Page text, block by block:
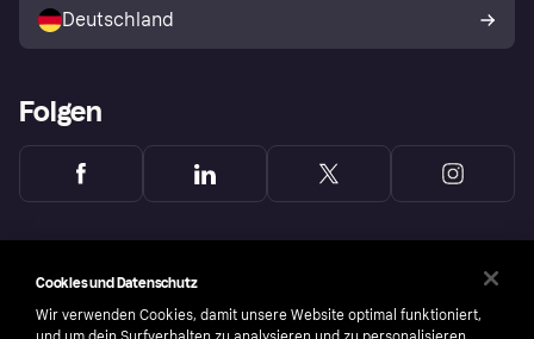
Käuferschutzrichtlinie
Deutschland
Folgen
Cookies und Datenschutz
Wir verwenden Cookies, damit unsere Website optimal funktioniert,